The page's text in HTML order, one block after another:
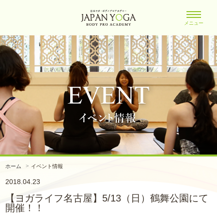
メニュー
ホーム イベント情報
2018.04.23
【ヨガライフ名古屋】5/13（日）鶴舞公園にて
開催！！